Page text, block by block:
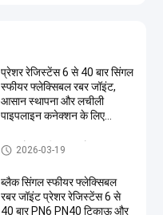
प्रेशर रेजिस्टेंस 6 से 40 बार सिंगल
स्फीयर फ्लेक्सिबल रबर जॉइंट,
आसान स्थापना और लचीली
पाइपलाइन कनेक्शन के लिए
एकल गोला लचीला रबर जोड़
2026-03-19
ब्लैक सिंगल स्फीयर फ्लेक्सिबल
रबर जॉइंट प्रेशर रेजिस्टेंस 6 से
40 बार PN6 PN40 टिकाऊ और